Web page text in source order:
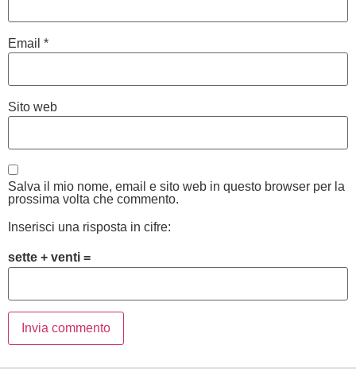
Email *
Sito web
Salva il mio nome, email e sito web in questo browser per la
prossima volta che commento.
Inserisci una risposta in cifre:
sette + venti =